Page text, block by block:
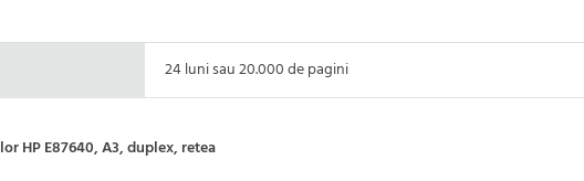
24 luni sau 20.000 de pagini
HP E87640, A3, duplex, retea